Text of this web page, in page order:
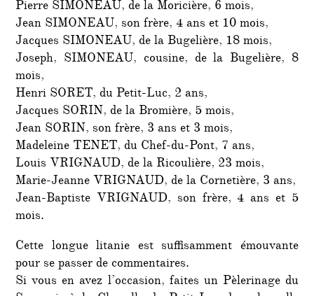
Pierre SIMONEAU, de la Moricière, 6 mois,
Jean SIMONEAU, son frère, 4 ans et 10 mois,
Jacques SIMONEAU, de la Bugelière, 18 mois,
Joseph, SIMONEAU, cousine, de la Bugelière, 8
mois,
Henri SORET, du Petit-Luc, 2 ans,
Jacques SORIN, de la Bromière, 5 mois,
Jean SORIN, son frère, 3 ans et 3 mois,
Madeleine TENET, du Chef-du-Pont, 7 ans,
Louis VRIGNAUD, de la Ricoulière, 23 mois,
Marie-Jeanne VRIGNAUD, de la Cornetière, 3 ans,
Jean-Baptiste VRIGNAUD, son frère, 4 ans et 5
mois.
Cette longue litanie est suffisamment émouvante
pour se passer de commentaires.
Si vous en avez l’occasion, faites un Pèlerinage du